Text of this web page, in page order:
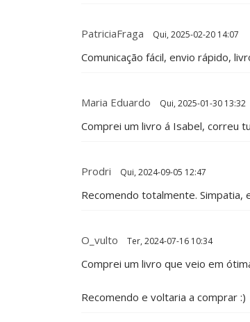
PatriciaFraga Qui, 2025-02-20 14:07
Comunicação fácil, envio rápido,
Maria Eduardo Qui, 2025-01-30 13:32
Comprei um livro á Isabel, correu
Prodri Qui, 2024-09-05 12:47
Recomendo totalmente.
O_vulto Ter, 2024-07-16 10:34
Comprei um livro que veio em
Recomendo e voltaria a comprar :)